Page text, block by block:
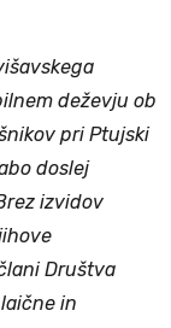
deževju ob
pri Ptujski
doslej
izvidov
Društva
in